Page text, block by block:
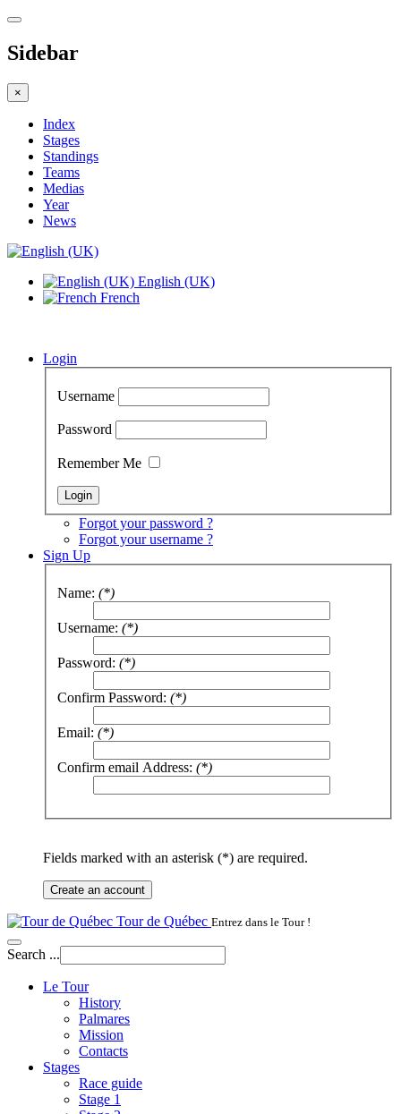
Sidebar
×
Index
Stages
Standings
Teams
Medias
Year
News
English (UK)
French
Login
Username
Password
Remember Me
Forgot your password ?
Forgot your username ?
Sign Up
Name: (*)
Username: (*)
Password: (*)
Confirm Password: (*)
Email: (*)
Confirm email Address: (*)
Fields marked with an asterisk (*) are required.
Create an account
Tour de Québec Entrez dans le Tour !
Search ...
Le Tour
History
Palmares
Mission
Contacts
Stages
Race guide
Stage 1